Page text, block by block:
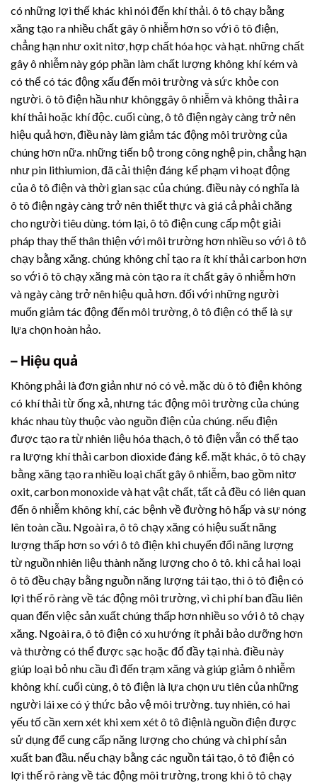
có những lợi thế khác khi nói đến khí thải. ô tô chạy bằng
xăng tạo ra nhiều chất gây ô nhiễm hơn so với ô tô điện,
chẳng hạn như oxit nitơ, hợp chất hóa học và hạt. những chất
gây ô nhiễm này góp phần làm chất lượng không khí kém và
có thể có tác động xấu đến môi trường và sức khỏe con
người. ô tô điện hầu như khônggây ô nhiễm và không thải ra
khí thải hoặc khí độc. cuối cùng, ô tô điện ngày càng trở nên
hiệu quả hơn, điều này làm giảm tác động môi trường của
chúng hơn nữa. những tiến bộ trong công nghệ pin, chẳng hạn
như pin lithiumion, đã cải thiện đáng kể phạm vi hoạt động
của ô tô điện và thời gian sạc của chúng. điều này có nghĩa là
ô tô điện ngày càng trở nên thiết thực và giá cả phải chăng
cho người tiêu dùng. tóm lại, ô tô điện cung cấp một giải
pháp thay thế thân thiện với môi trường hơn nhiều so với ô tô
chạy bằng xăng. chúng không chỉ tạo ra ít khí thải carbon hơn
so với ô tô chạy xăng mà còn tạo ra ít chất gây ô nhiễm hơn
và ngày càng trở nên hiệu quả hơn. đối với những người
muốn giảm tác động đến môi trường, ô tô điện có thể là sự
lựa chọn hoàn hảo.
– Hiệu quả
Không phải là đơn giản như nó có vẻ. mặc dù ô tô điện không
có khí thải từ ống xả, nhưng tác động môi trường của chúng
khác nhau tùy thuộc vào nguồn điện của chúng. nếu điện
được tạo ra từ nhiên liệu hóa thạch, ô tô điện vẫn có thể tạo
ra lượng khí thải carbon dioxide đáng kể. mặt khác, ô tô chạy
bằng xăng tạo ra nhiều loại chất gây ô nhiễm, bao gồm nitơ
oxit, carbon monoxide và hạt vật chất, tất cả đều có liên quan
đến ô nhiễm không khí, các bệnh về đường hô hấp và sự nóng
lên toàn cầu. Ngoài ra, ô tô chạy xăng có hiệu suất năng
lượng thấp hơn so với ô tô điện khi chuyển đổi năng lượng
từ nguồn nhiên liệu thành năng lượng cho ô tô. khi cả hai loại
ô tô đều chạy bằng nguồn năng lượng tái tạo, thì ô tô điện có
lợi thế rõ ràng về tác động môi trường, vì chi phí ban đầu liên
quan đến việc sản xuất chúng thấp hơn nhiều so với ô tô chạy
xăng. Ngoài ra, ô tô điện có xu hướng ít phải bảo dưỡng hơn
và thường có thể được sạc hoặc đổ đầy tại nhà. điều này
giúp loại bỏ nhu cầu đi đến trạm xăng và giúp giảm ô nhiễm
không khí. cuối cùng, ô tô điện là lựa chọn ưu tiên của những
người lái xe có ý thức bảo vệ môi trường. tuy nhiên, có hai
yếu tố cần xem xét khi xem xét ô tô điệnlà nguồn điện được
sử dụng để cung cấp năng lượng cho chúng và chi phí sản
xuất ban đầu. nếu chạy bằng các nguồn tái tạo, ô tô điện có
lợi thế rõ ràng về tác động môi trường, trong khi ô tô chạy